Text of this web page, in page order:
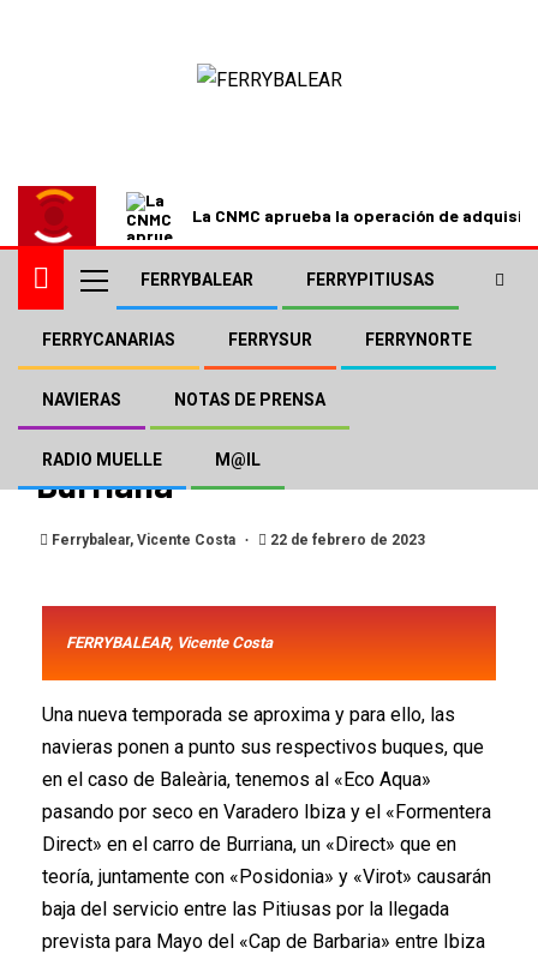
La CNMC aprueba la operación de
FERRYBALEAR FERRYPITIUSAS
FERRYCANARIAS FERRYSUR FERRYNORTE
NAVIERAS NOTAS DE PRENSA
RADIO MUELLE M@IL
«Eco Aqua» de Baleària en
Varadero Ibiza y «Direct» en
Burriana
Ferrybalear, Vicente Costa 22 de febrero de 2023
FERRYBALEAR, Vicente Costa
Una nueva temporada se aproxima y para ello, las
navieras ponen a punto sus respectivos buques, que
en el caso de Baleària, tenemos al «Eco Aqua»
pasando por seco en Varadero Ibiza y el «Formentera
Direct» en el carro de Burriana, un «Direct» que en
teoría, juntamente con «Posidonia» y «Virot» causarán
baja del servicio entre las Pitiusas por la llegada
prevista para Mayo del «Cap de Barbaria» entre Ibiza